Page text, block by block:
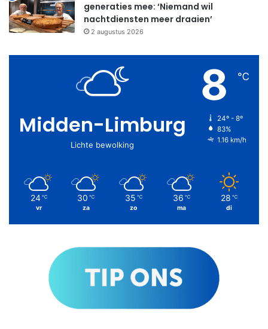
generaties mee: ‘Niemand wil
nachtdiensten meer draaien’
2 augustus 2026
Midden-Limburg
Lichte bewolking
8 ℃
24º - 8º
83%
1.16 km/h
24 ℃
vr
30 ℃
za
35 ℃
zo
36 ℃
ma
28 ℃
di